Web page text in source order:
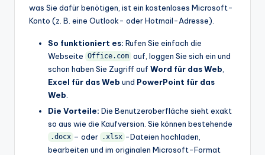
was Sie dafür benötigen, ist ein kostenloses Microsoft-
Konto (z. B. eine Outlook- oder Hotmail-Adresse).
So funktioniert es: Rufen Sie einfach die
Webseite Office.com auf, loggen Sie sich ein und
schon haben Sie Zugriff auf Word für das Web
Excel für das Web und PowerPoint für das
Web
Die Vorteile: Die Benutzeroberfläche sieht exakt
so aus wie die Kaufversion. Sie können bestehende
.docx – oder .xlsx -Dateien hochladen,
bearbeiten und im originalen Microsoft-Format